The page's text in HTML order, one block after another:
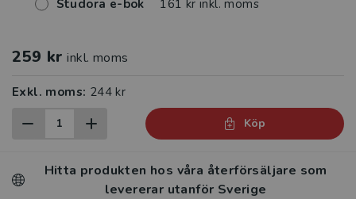
Studora e-bok 161 kr inkl. moms
259 kr inkl. moms
Exkl. moms: 244 kr
Köp
Hitta produkten hos våra återförsäljare som
levererar utanför Sverige